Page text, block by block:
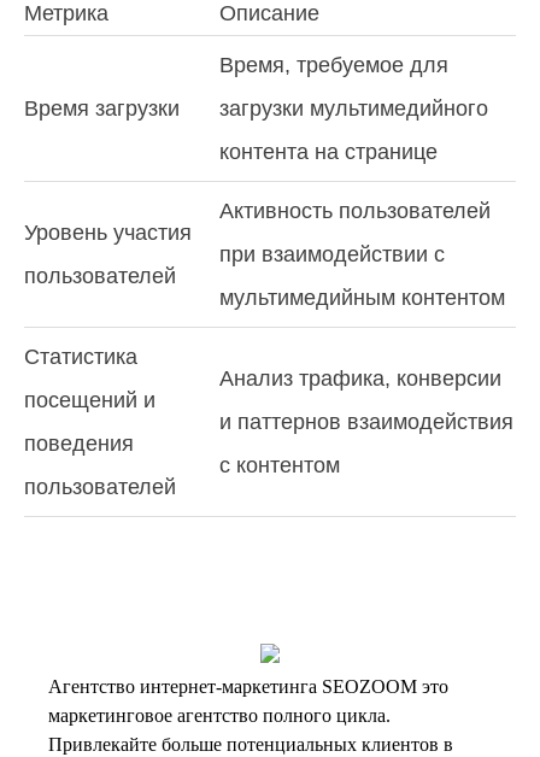
Метрика Описание
Время загрузки
Время, требуемое для
загрузки мультимедийного
контента на странице
Уровень участия
пользователей
Активность пользователей
при взаимодействии с
мультимедийным контентом
Статистика
посещений и
поведения
пользователей
Анализ трафика, конверсии
и паттернов взаимодействия
с контентом
Агентство интернет-маркетинга SEOZOOM это
маркетинговое агентство полного цикла.
Привлекайте больше потенциальных клиентов в